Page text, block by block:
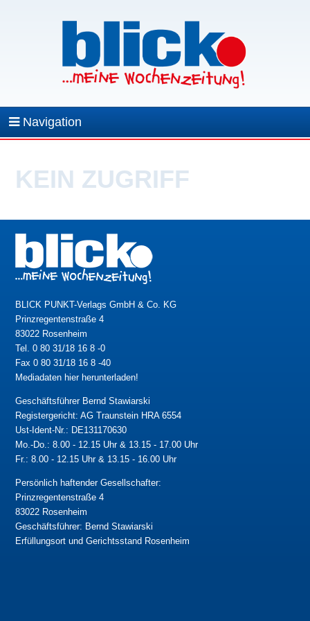
Navigation
KEIN ZUGRIFF
BLICK PUNKT-Verlags GmbH & Co. KG
Prinzregentenstraße 4
83022 Rosenheim
Tel. 0 80 31/18 16 8 -0
Fax 0 80 31/18 16 8 -40
Mediadaten hier herunterladen!
Geschäftsführer Bernd Stawiarski
Registergericht: AG Traunstein HRA 6554
Ust-Ident-Nr.: DE131170630
Mo.-Do.: 8.00 - 12.15 Uhr & 13.15 - 17.00 Uhr
Fr.: 8.00 - 12.15 Uhr & 13.15 - 16.00 Uhr
Persönlich haftender Gesellschafter:
Prinzregentenstraße 4
83022 Rosenheim
Geschäftsführer: Bernd Stawiarski
Erfüllungsort und Gerichtsstand Rosenheim